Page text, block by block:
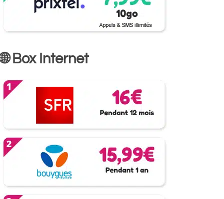
🌐 Box Internet